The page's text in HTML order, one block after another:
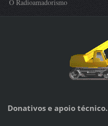
O Radioamadorismo
Donativos e apoio técnico.